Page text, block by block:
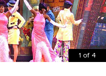
1 of 4